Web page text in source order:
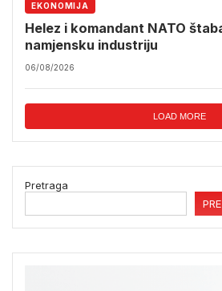
EKONOMIJA
Helez i komandant NATO
namjensku industriju
06/08/2026
LOAD MORE
Pretraga